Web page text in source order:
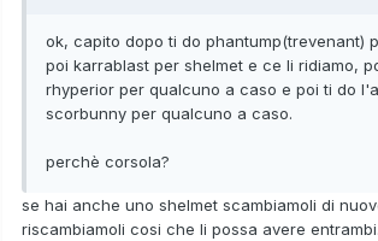
ok, capito dopo ti do phantump(trevenant)
poi karrablast per shelmet e ce li ridiamo,
rhyperior per qualcuno a caso e poi ti do
scorbunny per qualcuno a caso.
perchè corsola?
se hai anche uno shelmet scambiamoli di
riscambiamoli cosi che li possa avere